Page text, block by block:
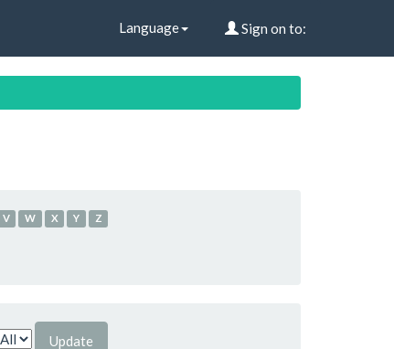
Language Sign on to:
V W X Y Z